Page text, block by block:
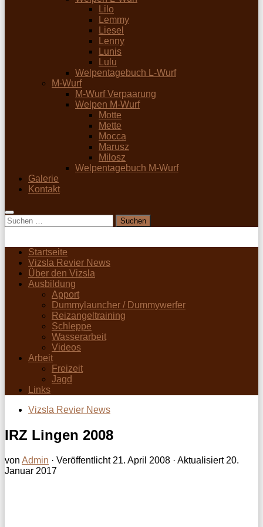
Lilo
Lemmy
Liesel
Lenny
Lunis
Lulu
Welpentagebuch L-Wurf
M-Wurf
M-Wurf Verpaarung
Welpen M-Wurf
Motte
Mette
Mocca
Marusz
Milosz
Welpentagebuch M-Wurf
Galerie
Kontakt
Suchen
nach:
Startseite
Vizsla Revier News
Über den Vizsla
Ausbildung
Apport
Dummylauncher / Dummywerfer
Reizangeltraining
Schleppe
Wasserarbeit
Videos
Arbeit
Freizeit
Jagd
Links
Vizsla Revier News
IRZ Lingen 2008
von Admin · Veröffentlicht 21. April 2008 · Aktualisiert 20.
Januar 2017